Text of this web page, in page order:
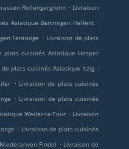
Rollengergronn . Livraison
Asiatique Bartringen Helfent .
Fentange . Livraison de plats
plats cuisinés Asiatique Hesper
de plats cuisinés Asiatique Itzig .
. Livraison de plats cuisinés
. Livraison de plats cuisinés
Weiler-la-Tour . Livraison
. Livraison de plats cuisinés
Findel . Livraison de